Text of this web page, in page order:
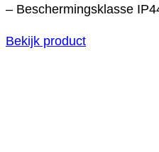
– Beschermingsklasse
Bekijk product